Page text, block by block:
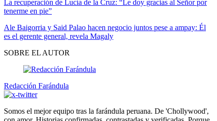
La recuperación de Lucía de la Cruz: “Le doy gracias al Señor por
tenerme en pie”
Ale Baigorria y Said Palao hacen negocio juntos pese a ampay: Él
es el gerente general, revela Magaly
SOBRE EL AUTOR
Redacción Farándula
Somos el mejor equipo tras la farándula peruana. De 'Chollywood',